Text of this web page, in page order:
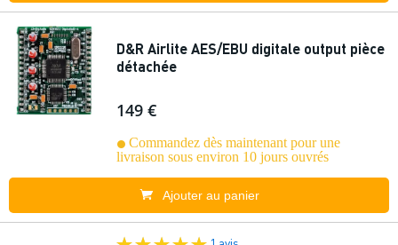
D&R Airlite AES/EBU digitale output pièce
détachée
149 €
Commandez dès maintenant pour une
livraison sous environ 10 jours ouvrés
Ajouter au panier